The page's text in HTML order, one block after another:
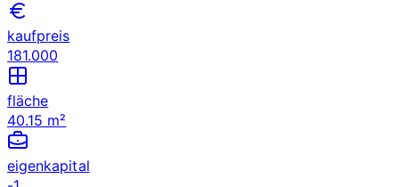
kaufpreis
181.000
fläche
40.15 m²
eigenkapital